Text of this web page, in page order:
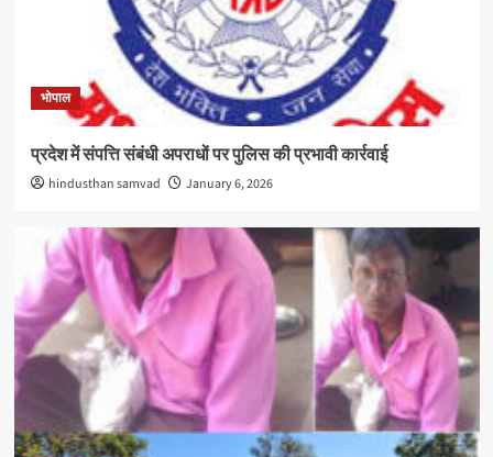
भोपाल
प्रदेश में संपत्ति संबंधी अपराधों पर पुलिस की प्रभावी कार्रवाई
hindusthan samvad January 6, 2026